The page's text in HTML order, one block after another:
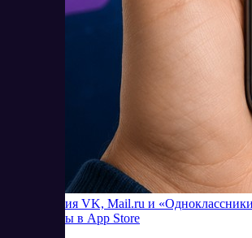
Приложения VK, Mail.ru и
недоступны в App Store